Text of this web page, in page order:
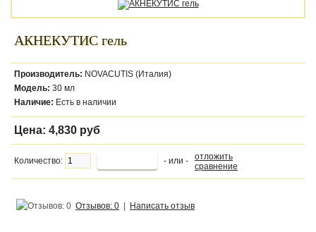
АКНЕКУТИС гель
Производитель: NOVACUTIS (Италия)
Модель: 30 мл
Наличие: Есть в наличии
Цена: 4,830 руб
Количество: - или -
отложить
сравнение
Отзывов: 0 Написать отзыв